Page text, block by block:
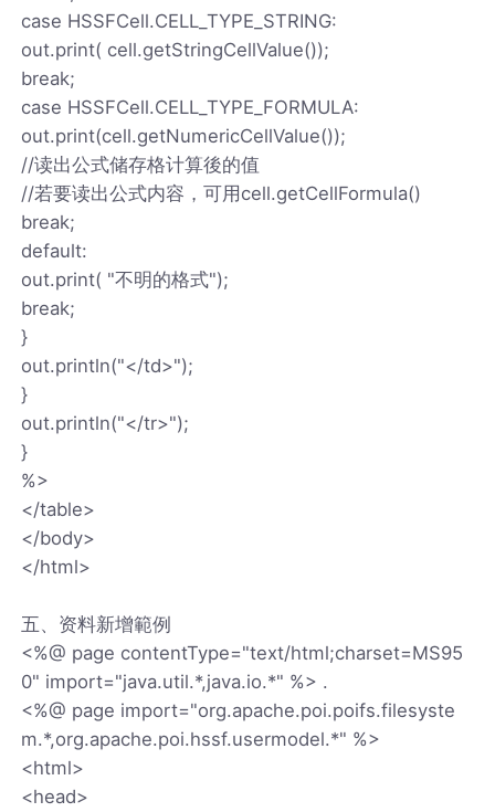
case HSSFCell.CELL_TYPE_STRING:
out.print( cell.getStringCellValue());
break;
case HSSFCell.CELL_TYPE_FORMULA:
out.print(cell.getNumericCellValue());
//读出公式储存格计算後的值
//若要读出公式内容，可用cell.getCellFormula()
break;
default:
out.print( "不明的格式");
break;
}
out.println("</td>");
}
out.println("</tr>");
}
%>
</table>
</body>
</html>
五、资料新增範例
<%@ page contentType="text/html;charset=MS95
0" import="java.util.*,java.io.*" %> .
<%@ page import="org.apache.poi.poifs.filesyste
m.*,org.apache.poi.hssf.usermodel.*" %>
<html>
<head>